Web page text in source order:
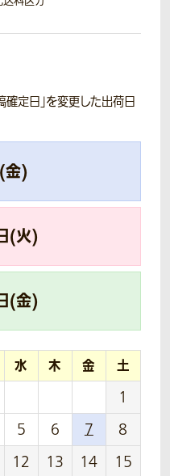
確定日」を変更した出荷日
金)
(火)
(金)
水 木 金 土
1
5 6 7
8
12 13 14 15